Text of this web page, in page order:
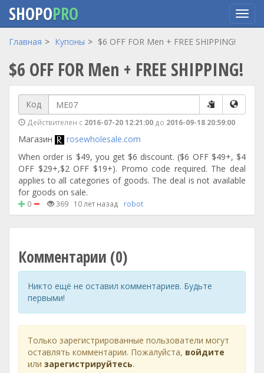
Перейти
основному
содержанию
SHOPOPRO
Главная Купоны $6 OFF FOR Men + FREE SHIPPING!
$6 OFF FOR Men + FREE SHIPPING!
Код
Действителен с 2016-07-20 12:21:00 до 2016-09-18 20:59:00
Магазин
rosewholesale.com
When order is $49, you get $6 discount. ($6 OFF $49+, $4
OFF $29+,$2 OFF $19+). Promo code required. The deal
applies to all categories of goods. The deal is not available
for goods on sale.
0 369 10 лет назад robot
Комментарии (0)
Никто ещё не оставил комментариев. Будьте
первыми!
Только зарегистрированные пользователи могут
оставлять комментарии. Пожалуйста, войдите
или зарегистрируйтесь.